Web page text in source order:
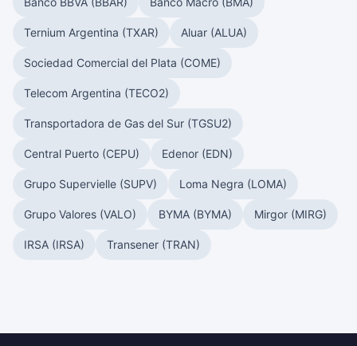
Ternium Argentina (TXAR) Aluar (ALUA)
Sociedad Comercial del Plata (COME)
Telecom Argentina (TECO2)
Transportadora de Gas del Sur (TGSU2)
Central Puerto (CEPU) Edenor (EDN)
Grupo Supervielle (SUPV) Loma Negra (LOMA)
Grupo Valores (VALO) BYMA (BYMA) Mirgor (MIRG)
IRSA (IRSA) Transener (TRAN)